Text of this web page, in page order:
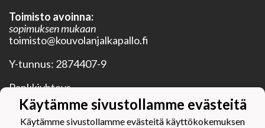
Toimisto avoinna:
sopimuksen mukaan
toimisto@kouvolanjalkapallo.fi
Y-tunnus: 2874407-9
Pankkiyhteys
BIC OKOYFIHH
IBAN FI28 5750 0120 3352 20
Käytämme sivustollamme evästeitä
Käytämme sivustollamme evästeitä käyttökokemuksen